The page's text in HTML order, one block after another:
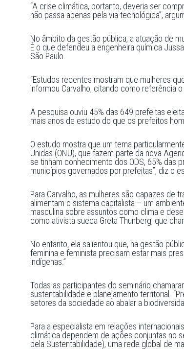
“A crise climática, portanto, deveria ser
não passa apenas pela via tecnológica”,
No âmbito da gestão pública, a atuação de
É o que defendeu a engenheira química
São Paulo.
“Estudos recentes mostram que mulheres
informou Carvalho, citando como referência
A pesquisa ouviu 45% das 649 prefeitas
mais anos de estudo do que os prefeitos
O estudo mostra que um tema
Unidas (ONU), que fazem parte da nova
se tinham conhecimento dos ODS, 65% das
municípios governados por prefeitas”, diz o
Para Carvalho, as mulheres são capazes de
alimentam o sistema capitalista – um
masculina sobre assuntos como clima e
como ativista sueca Greta Thunberg, que
No entanto, ela salientou que, na gestão
feminina e feminista precisam estar mais
indígenas.”
Todas as participantes do seminário
sustentabilidade e planejamento territorial.
setores da sociedade ao abalar a
Para a especialista em relações
climática dependem de ações conjuntas no
pela Sustentabilidade), uma rede global de